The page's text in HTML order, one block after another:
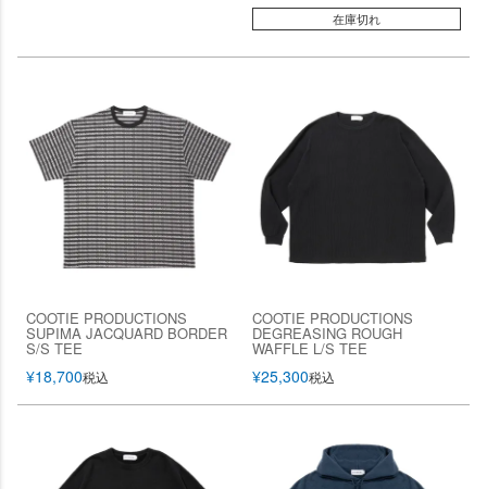
在庫切れ
COOTIE PRODUCTIONS
SUPIMA JACQUARD BORDER
S/S TEE
¥18,700税込
COOTIE PRODUCTIONS
DEGREASING ROUGH
WAFFLE L/S TEE
¥25,300税込